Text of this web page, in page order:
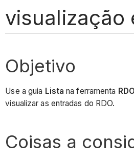
visualização
Objetivo
Use a guia Lista na ferramenta RDO
visualizar as entradas do RDO.
Coisas a